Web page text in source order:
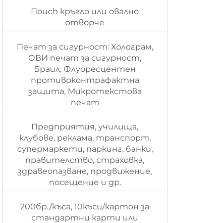
Пouch кръгло или овално
отворче
Печат за сигурност: Холограм,
ОВИ печат за сигурност,
Браил, Флуоресцентен
противоконтрафактна
защита, Микротекстова
печат
Предприятия, училища,
клубове, реклама, транспорт,
супермаркети, паркинг, банки,
правителство, страховка,
здравеопазване, продвижение,
посещение и др.
200бр./къса, 10къси/картон за
стандартни карти или